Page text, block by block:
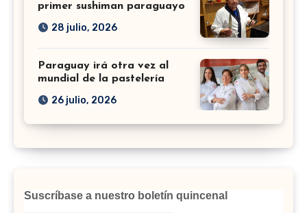
primer sushiman paraguayo
28 julio, 2026
Paraguay irá otra vez al
mundial de la pastelería
26 julio, 2026
Suscríbase a nuestro boletín quincenal